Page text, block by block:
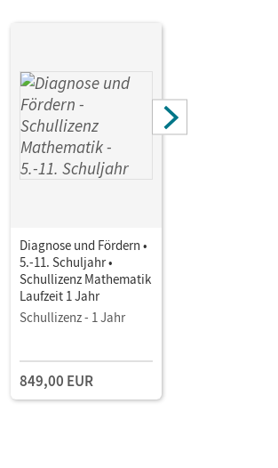
Diagnose und Fördern •
5.-11. Schuljahr •
Schullizenz Mathematik
Laufzeit 1 Jahr
Schullizenz - 1 Jahr
849,00 EUR